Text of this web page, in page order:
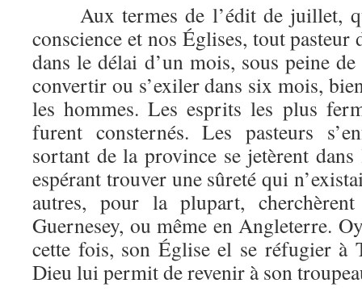
Aux termes de l’édit de juillet,
conscience et nos Églises, tout
dans le délai d’un mois, sous peine
convertir ou s’exiler dans six mois,
les hommes. Les esprits les plus
furent consternés. Les pasteurs
sortant de la province se jetèrent
espérant trouver une sûreté qui
autres, pour la plupart,
Guernesey, ou même en Angleterre.
cette fois, son Église el se réfugier à
Dieu lui permit de revenir à son